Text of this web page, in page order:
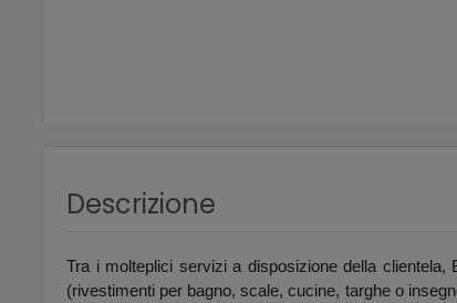
Descrizione
Tra i molteplici servizi a disposizione della clientela,
(rivestimenti per bagno, scale, cucine, targhe o